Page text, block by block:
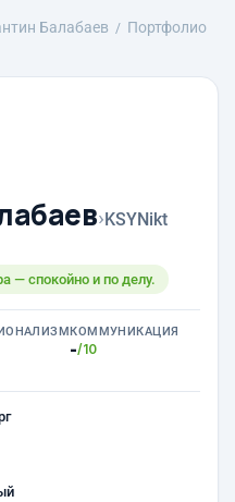
Балабаев
Портфолио
›KSYNikt
— спокойно и по делу.
КОММУНИКАЦИЯ
-/10